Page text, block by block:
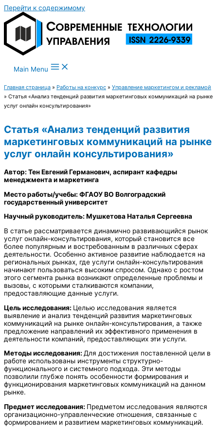
Перейти к содержимому
Main Menu
Главная страница » Работы на конкурс » Управление маркетингом и рекламой
» Статья «Анализ тенденций развития маркетинговых коммуникаций на рынке
услуг онлайн консультирования»
Статья «Анализ тенденций развития
маркетинговых коммуникаций на рынке
услуг онлайн консультирования»
Автор: Тен Евгений Германович, аспирант кафедры
менеджмента и маркетинга
Место работы/учебы: ФГАОУ ВО Волгоградский
государственный университет
Научный руководитель: Мушкетова Наталья Сергеевна
В статье рассматривается динамично развивающийся рынок
услуг онлайн-консультирования, который становится все
более популярным и востребованным в различных сферах
деятельности. Особенно активное развитие наблюдается на
региональных рынках, где услуги онлайн-консультирования
начинают пользоваться высоким спросом. Однако с ростом
этого сегмента рынка возникают определенные проблемы и
вызовы, с которыми сталкиваются компании,
предоставляющие данные услуги.
Цель исследования: Целью исследования является
выявление и анализ тенденций развития маркетинговых
коммуникаций на рынке онлайн-консультирования, а также
предложение направлений их эффективного применения в
деятельности компаний, предоставляющих эти услуги.
Методы исследования: Для достижения поставленной цели в
работе использованы инструменты структурно-
функционального и системного подхода. Эти методы
позволили глубже понять особенности формирования и
функционирования маркетинговых коммуникаций на данном
рынке.
Предмет исследования: Предметом исследования являются
организационно-управленческие отношения, связанные с
формированием и развитием маркетинговых коммуникаций.